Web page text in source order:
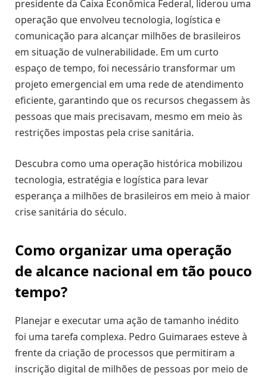
presidente da Caixa Econômica Federal, liderou uma
operação que envolveu tecnologia, logística e
comunicação para alcançar milhões de brasileiros
em situação de vulnerabilidade. Em um curto
espaço de tempo, foi necessário transformar um
projeto emergencial em uma rede de atendimento
eficiente, garantindo que os recursos chegassem às
pessoas que mais precisavam, mesmo em meio às
restrições impostas pela crise sanitária.
Descubra como uma operação histórica mobilizou
tecnologia, estratégia e logística para levar
esperança a milhões de brasileiros em meio à maior
crise sanitária do século.
Como organizar uma operação
de alcance nacional em tão pouco
tempo?
Planejar e executar uma ação de tamanho inédito
foi uma tarefa complexa. Pedro Guimaraes esteve à
frente da criação de processos que permitiram a
inscrição digital de milhões de pessoas por meio de